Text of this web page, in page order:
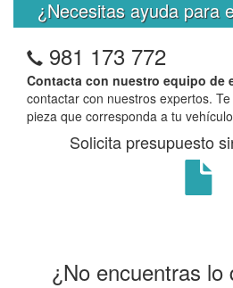
¿Necesitas ayuda para
981 173 772
Contacta con nuestro equipo de
contactar con nuestros expertos.
pieza que corresponda a tu
Solicita presupuesto
¿No encuentras lo